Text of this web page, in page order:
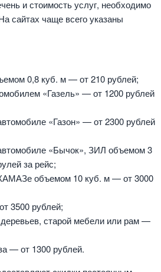
и стоимость услуг, необходимо
сайтах чаще всего указаны
0,8 куб. м — от 210 рублей;
«Газель» — от 1200 рублей
«Газон» — от 2300 рублей
«Бычок», ЗИЛ объемом 3
за рейс;
объемом 10 куб. м — от 3000
3500 рублей;
старой мебели или рам —
— от 1300 рублей.